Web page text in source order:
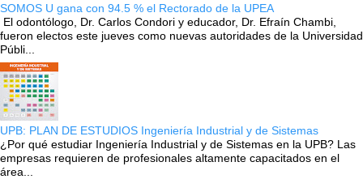
SOMOS U gana con 94.5 % el Rectorado de la UPEA
El odontólogo, Dr. Carlos Condori y educador, Dr. Efraín Chambi,
fueron electos este jueves como nuevas autoridades de la Universidad
Públi...
UPB: PLAN DE ESTUDIOS Ingeniería Industrial y de Sistemas
¿Por qué estudiar Ingeniería Industrial y de Sistemas en la UPB? Las
empresas requieren de profesionales altamente capacitados en el
área...